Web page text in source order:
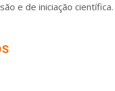
e de iniciação científica.